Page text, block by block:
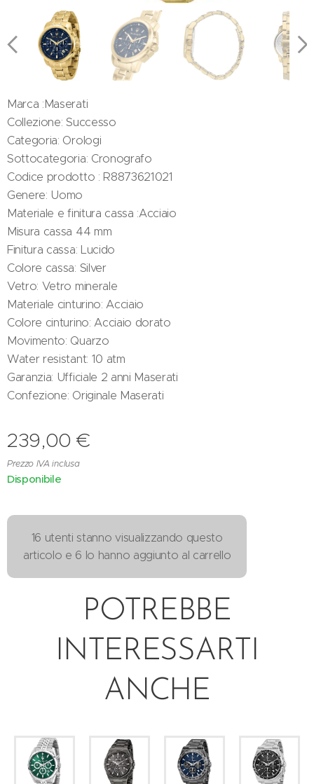
Marca :Maserati
Collezione: Successo
Categoria: Orologi
Sottocategoria: Cronografo
Codice prodotto : R8873621021
Genere: Uomo
Materiale e finitura cassa :Acciaio
Misura cassa 44 mm
Finitura cassa: Lucido
Colore cassa: Silver
Vetro: Vetro minerale
Materiale cinturino: Acciaio
Colore cinturino: Acciaio dorato
Movimento: Quarzo
Water resistant: 10 atm
Garanzia: Ufficiale 2 anni Maserati
Confezione: Originale Maserati
239,00 €
Prezzo IVA inclusa
Disponibile
16 utenti stanno visualizzando questo
articolo e 6 lo hanno aggiunto al carrello
POTREBBE
INTERESSARTI
ANCHE